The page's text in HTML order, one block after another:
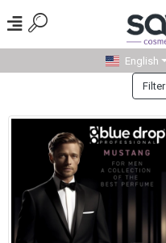
English
Filter